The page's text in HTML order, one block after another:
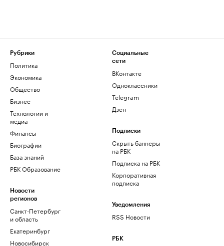
Рубрики
Политика
Экономика
Общество
Бизнес
Технологии и
медиа
Финансы
Биографии
База знаний
РБК Образование
Новости
регионов
Санкт-Петербург
и область
Екатеринбург
Новосибирск
Социальные
сети
ВКонтакте
Одноклассники
Telegram
Дзен
Подписки
Скрыть баннеры
на РБК
Подписка на РБК
Корпоративная
подписка
Уведомления
RSS Новости
РБК